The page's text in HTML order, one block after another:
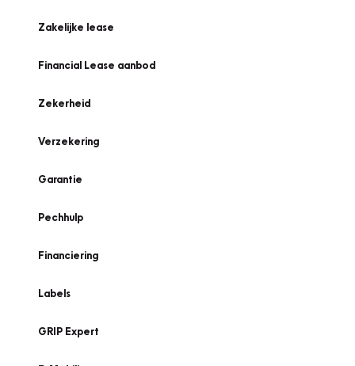
Zakelijke lease
Financial Lease aanbod
Zekerheid
Verzekering
Garantie
Pechhulp
Financiering
Labels
GRIP Expert